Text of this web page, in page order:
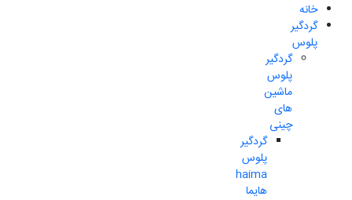
خانه
گردگیر
پلوس
گردگیر
پلوس
ماشین
های
چینی
گردگیر
پلوس
haima
هایما